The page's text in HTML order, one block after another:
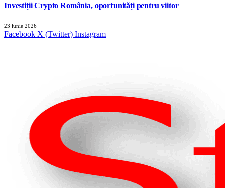
Investiții Crypto România, oportunități pentru viitor
23 iunie 2026
Facebook X (Twitter) Instagram